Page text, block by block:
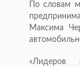
По словам
Максима
«Лидеров